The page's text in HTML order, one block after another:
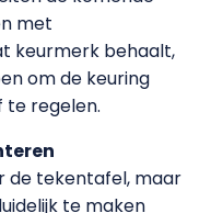
met
keurmerk behaalt,
om de keuring
te regelen.
de tekentafel, maar
te maken